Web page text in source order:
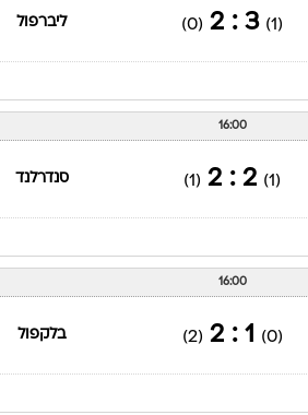
(1)
3 : 2
(0) ליברפול
16:00
(1)
2 : 2
(1) סנדרלנד
16:00
(0)
1 : 2
(2) בלקפול